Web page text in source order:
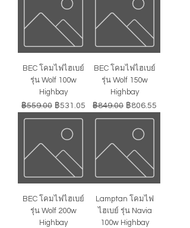
BEC โคมไฟไฮเบย์
รุ่น Wolf 100w
Highbay
ราคาปกติ
฿559.00 ราคาขายลด
฿531.05
BEC โคมไฟไฮเบย์
รุ่น Wolf 150w
Highbay
ราคาปกติ
฿849.00 ราคาขายลด
฿806.55
BEC โคมไฟไฮเบย์
รุ่น Wolf 200w
Highbay
Lamptan โคมไฟ
ไฮเบย์ รุ่น Navia
100w Highbay